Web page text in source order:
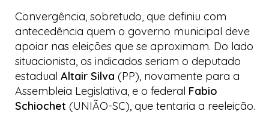
Convergência, sobretudo, que definiu com
antecedência quem o governo municipal deve
apoiar nas eleições que se aproximam. Do lado
situacionista, os indicados seriam o deputado
estadual Altair Silva (PP), novamente para a
Assembleia Legislativa, e o federal Fabio
Schiochet (UNIÃO-SC), que tentaria a reeleição.